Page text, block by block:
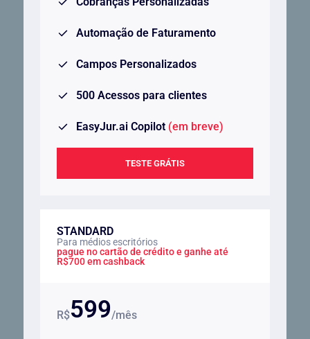
Automação de Faturamento
Campos Personalizados
500 Acessos para clientes
EasyJur.ai Copilot (em breve)
TESTE GRÁTIS
STANDARD
Para médios escritórios
pague no cartão de crédito e ganhe até
R$700 em cashback
R$599/mês